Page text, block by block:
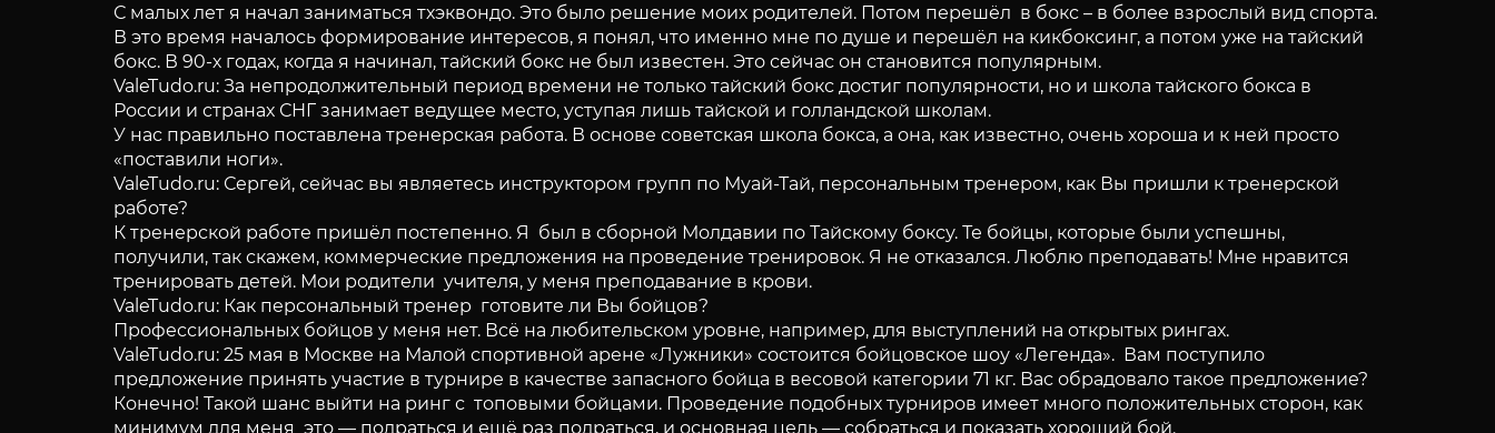
С малых лет я начал заниматься тхэквондо. Это было решение моих родителей. Потом перешёл в бокс – в более взрослый вид спорта.
В это время началось формирование интересов, я понял, что именно мне по душе и перешёл на кикбоксинг, а потом уже на тайский
бокс. В 90-х годах, когда я начинал, тайский бокс не был известен. Это сейчас он становится популярным.
ValeTudo.ru: За непродолжительный период времени не только тайский бокс достиг популярности, но и школа тайского бокса в
России и странах СНГ занимает ведущее место, уступая лишь тайской и голландской школам.
У нас правильно поставлена тренерская работа. В основе советская школа бокса, а она, как известно, очень хороша и к ней просто
«поставили ноги».
ValeTudo.ru: Сергей, сейчас вы являетесь инструктором групп по Муай-Тай, персональным тренером, как Вы пришли к тренерской
работе?
К тренерской работе пришёл постепенно. Я был в сборной Молдавии по Тайскому боксу. Те бойцы, которые были успешны,
получили, так скажем, коммерческие предложения на проведение тренировок. Я не отказался. Люблю преподавать! Мне нравится
тренировать детей. Мои родители учителя, у меня преподавание в крови.
ValeTudo.ru: Как персональный тренер готовите ли Вы бойцов?
Профессиональных бойцов у меня нет. Всё на любительском уровне, например, для выступлений на открытых рингах.
ValeTudo.ru: 25 мая в Москве на Малой спортивной арене «Лужники» состоится бойцовское шоу «Легенда». Вам поступило
предложение принять участие в турнире в качестве запасного бойца в весовой категории 71 кг. Вас обрадовало такое предложение?
Конечно! Такой шанс выйти на ринг с топовыми бойцами. Проведение подобных турниров имеет много положительных сторон, как
минимум для меня это — подраться и ещё раз подраться, и основная цель — собраться и показать хороший бой.